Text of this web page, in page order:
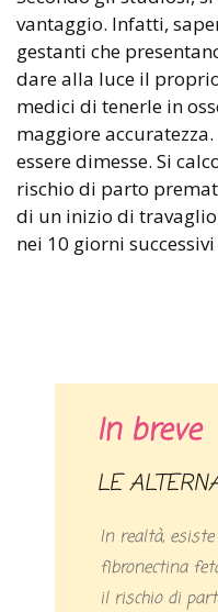
vantaggio. Infatti,
gestanti che
dare alla luce il
medici di tenerle in
maggiore
essere dimesse. Si
rischio di parto
di un inizio di
nei 10 giorni
In breve
LE
In realtà,
fibronectina
il rischio di